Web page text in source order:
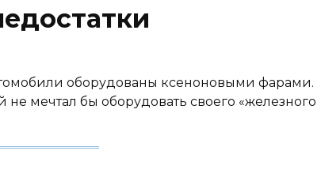
оборудованы ксеноновыми фарами.
не мечтал бы оборудовать своего «железного